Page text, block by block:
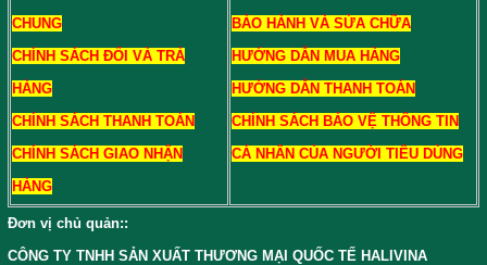
CHUNG
CHÍNH SÁCH ĐỔI VÀ TRẢ
HÀNG
CHÍNH SÁCH THANH TOÁN
CHÍNH SÁCH GIAO NHẬN
HÀNG
BẢO HÀNH VÀ SỬA CHỮA
HƯỚNG DẪN MUA HÀNG
HƯỚNG DẪN THANH TOÁN
CHÍNH SÁCH BẢO VỆ THÔNG TIN
CÁ NHÂN CỦA NGƯỜI TIÊU DÙNG
Đơn vị chủ quản::
CÔNG TY TNHH SẢN XUẤT THƯƠNG MẠI QUỐC TẾ HALIVINA